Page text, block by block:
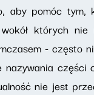
aby pomóc
których nie
- często
części
nie jest